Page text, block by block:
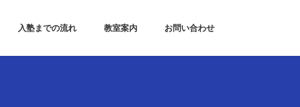
入塾までの流れ 教室案内 お問い合わせ